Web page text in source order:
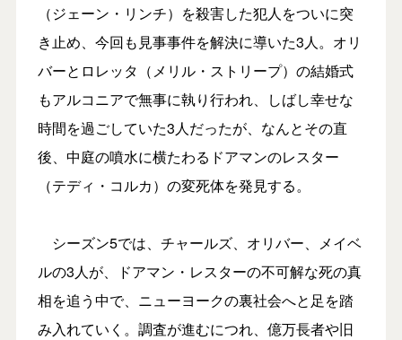
（ジェーン・リンチ）を殺害した犯人をついに突
き止め、今回も見事事件を解決に導いた3人。オリ
バーとロレッタ（メリル・ストリープ）の結婚式
もアルコニアで無事に執り行われ、しばし幸せな
時間を過ごしていた3人だったが、なんとその直
後、中庭の噴水に横たわるドアマンのレスター
（テディ・コルカ）の変死体を発見する。
シーズン5では、チャールズ、オリバー、メイベ
ルの3人が、ドアマン・レスターの不可解な死の真
相を追う中で、ニューヨークの裏社会へと足を踏
み入れていく。調査が進むにつれ、億万長者や旧